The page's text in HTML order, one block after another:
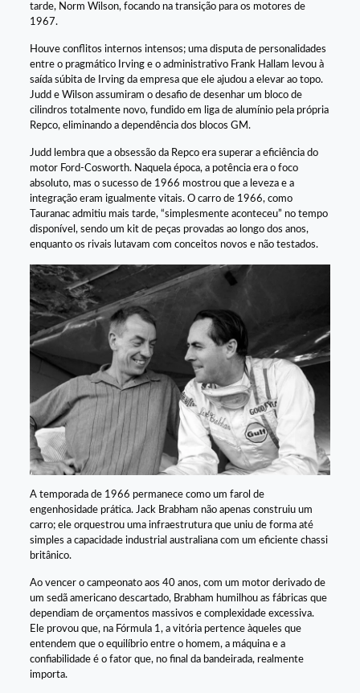
tarde, Norm Wilson, focando na transição para os motores de
1967.
Houve conflitos internos intensos; uma disputa de personalidades
entre o pragmático Irving e o administrativo Frank Hallam levou à
saída súbita de Irving da empresa que ele ajudou a elevar ao topo.
Judd e Wilson assumiram o desafio de desenhar um bloco de
cilindros totalmente novo, fundido em liga de alumínio pela própria
Repco, eliminando a dependência dos blocos GM.
Judd lembra que a obsessão da Repco era superar a eficiência do
motor Ford-Cosworth. Naquela época, a potência era o foco
absoluto, mas o sucesso de 1966 mostrou que a leveza e a
integração eram igualmente vitais. O carro de 1966, como
Tauranac admitiu mais tarde, “simplesmente aconteceu” no tempo
disponível, sendo um kit de peças provadas ao longo dos anos,
enquanto os rivais lutavam com conceitos novos e não testados.
A temporada de 1966 permanece como um farol de
engenhosidade prática. Jack Brabham não apenas construiu um
carro; ele orquestrou uma infraestrutura que uniu de forma até
simples a capacidade industrial australiana com um eficiente chassi
britânico.
Ao vencer o campeonato aos 40 anos, com um motor derivado de
um sedã americano descartado, Brabham humilhou as fábricas que
dependiam de orçamentos massivos e complexidade excessiva.
Ele provou que, na Fórmula 1, a vitória pertence àqueles que
entendem que o equilíbrio entre o homem, a máquina e a
confiabilidade é o fator que, no final da bandeirada, realmente
importa.